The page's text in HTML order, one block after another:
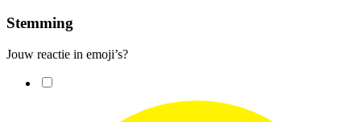
Stemming
Jouw reactie in emoji’s?